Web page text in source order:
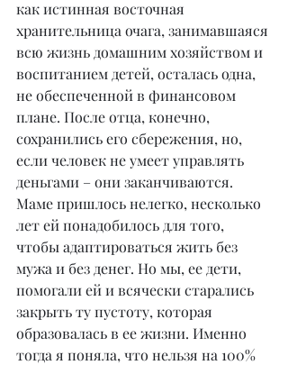
как истинная восточная
хранительница очага, занимавшаяся
всю жизнь домашним хозяйством и
воспитанием детей, осталась одна,
не обеспеченной в финансовом
плане. После отца, конечно,
сохранились его сбережения, но,
если человек не умеет управлять
деньгами – они заканчиваются.
Маме пришлось нелегко, несколько
лет ей понадобилось для того,
чтобы адаптироваться жить без
мужа и без денег. Но мы, ее дети,
помогали ей и всячески старались
закрыть ту пустоту, которая
образовалась в ее жизни. Именно
тогда я поняла, что нельзя на 100%